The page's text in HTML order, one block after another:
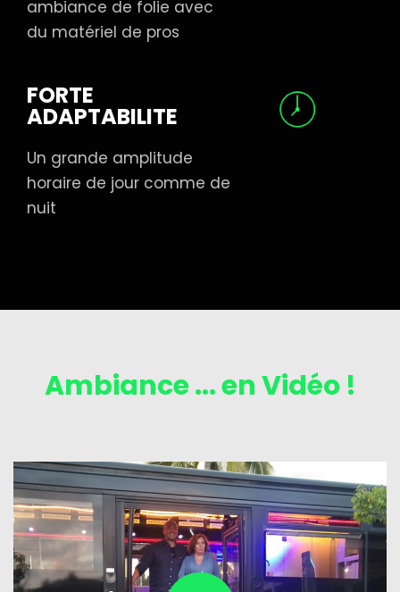
ambiance de folie avec
du matériel de pros
FORTE
ADAPTABILITE
Un grande amplitude
horaire de jour comme de
nuit
Ambiance ... en Vidéo !